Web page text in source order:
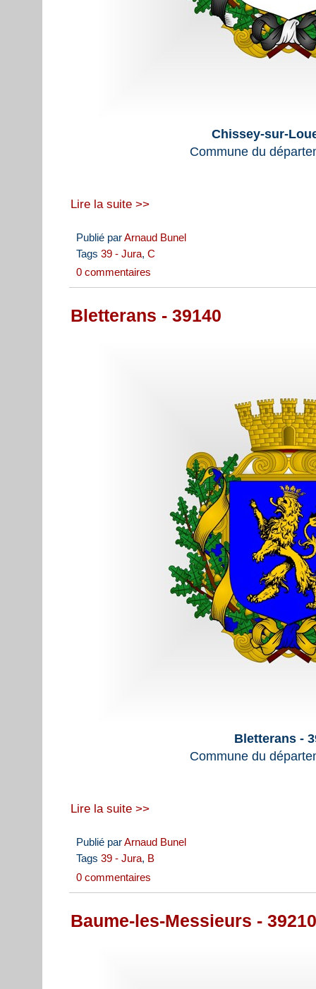
Chissey-sur-
Commune du
Lire la suite >>
Publié parArnaud Bunel
Tags 39 - Jura, C
0 commentaires
Bletterans - 39140
Bletterans -
Commune du
Lire la suite >>
Publié parArnaud Bunel
Tags 39 - Jura, B
0 commentaires
Baume-les-Messieurs -